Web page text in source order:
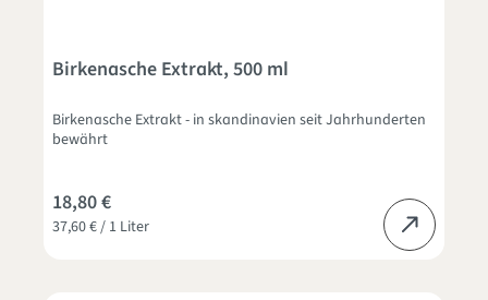
Birkenasche Extrakt, 500 ml
Birkenasche Extrakt - in skandinavien seit Jahrhunderten
bewährt
37,60 € / 1 Liter
18,80 €